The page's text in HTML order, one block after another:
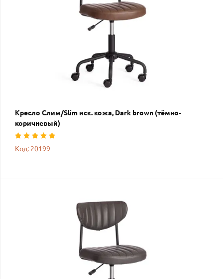
Кресло Слим/Slim иск. кожа, Dark brown (тёмно-
коричневый)
Код: 20199